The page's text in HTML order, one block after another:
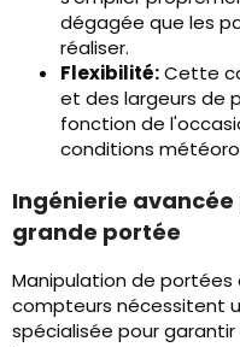
dégagée que les
réaliser.
Flexibilité:Cette
et des largeurs de
fonction de
conditions
Ingénierie
grande portée
Manipulation de
compteurs nécessitent
spécialisée pour